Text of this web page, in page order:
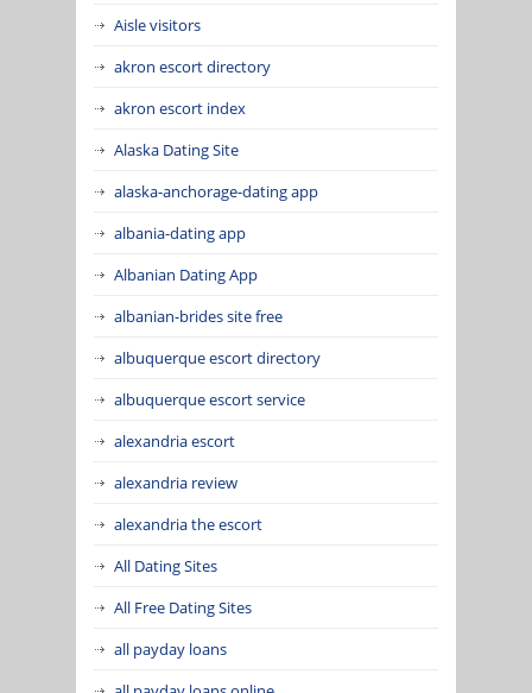
Aisle visitors
akron escort directory
akron escort index
Alaska Dating Site
alaska-anchorage-dating app
albania-dating app
Albanian Dating App
albanian-brides site free
albuquerque escort directory
albuquerque escort service
alexandria escort
alexandria review
alexandria the escort
All Dating Sites
All Free Dating Sites
all payday loans